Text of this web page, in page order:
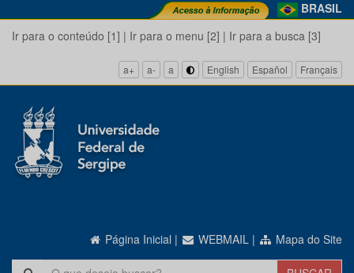
BRASIL
Ir para o conteúdo [1] | Ir para o menu [2] | Ir para a busca [3]
a+ a- a English Español Français
Página Inicial | WEBMAIL | Mapa do Site